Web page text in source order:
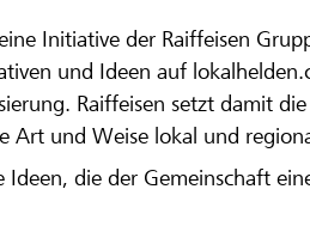
Initiative der Raiffeisen
und Ideen auf
Raiffeisen setzt damit
Art und Weise lokal und
Ideen, die der Gemeinschaft